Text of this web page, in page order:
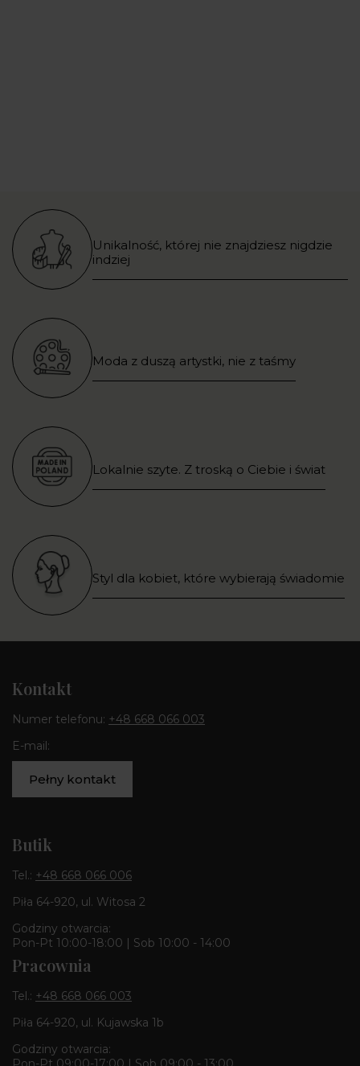
Unikalność, której nie znajdziesz nigdzie
indziej
Moda z duszą artystki, nie z taśmy
Lokalnie szyte. Z troską o Ciebie i świat
Styl dla kobiet, które wybierają świadomie
Kontakt
Numer telefonu: +48 668 066 003
E-mail:
Pełny kontakt
Butik
Tel.: +48 668 066 006
Piła 64-920, ul. Witosa 2
Godziny otwarcia:
Pon-Pt 10:00-18:00 | Sob 10:00 - 14:00
Pracownia
Tel.: +48 668 066 003
Piła 64-920, ul. Kujawska 1b
Godziny otwarcia: